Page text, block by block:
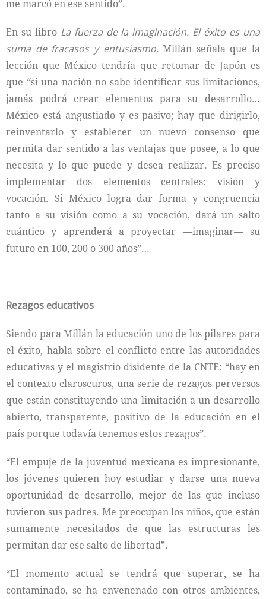
me marcó en ese sentido”.
En su libro La fuerza de la imaginación. El éxito es una
suma de fracasos y entusiasmo,Millán señala que la
lección que México tendría que retomar de Japón es
que “si una nación no sabe identificar sus limitaciones,
jamás podrá crear elementos para su desarrollo…
México está angustiado y es pasivo; hay que dirigirlo,
reinventarlo y establecer un nuevo consenso que
permita dar sentido a las ventajas que posee, a lo que
necesita y lo que puede y desea realizar. Es preciso
implementar dos elementos centrales: visión y
vocación. Si México logra dar forma y congruencia
tanto a su visión como a su vocación, dará un salto
cuántico y aprenderá a proyectar —imaginar— su
futuro en 100, 200 o 300 años”…
Rezagos educativos
Siendo para Millán la educación uno de los pilares para
el éxito, habla sobre el conflicto entre las autoridades
educativas y el magistrio disidente de la CNTE: “hay en
el contexto claroscuros, una serie de rezagos perversos
que están constituyendo una limitación a un desarrollo
abierto, transparente, positivo de la educación en el
país porque todavía tenemos estos rezagos”.
“El empuje de la juventud mexicana es impresionante,
los jóvenes quieren hoy estudiar y darse una nueva
oportunidad de desarrollo, mejor de las que incluso
tuvieron sus padres. Me preocupan los niños, que están
sumamente necesitados de que las estructuras les
permitan dar ese salto de libertad”.
“El momento actual se tendrá que superar, se ha
contaminado, se ha envenenado con otros ambientes,